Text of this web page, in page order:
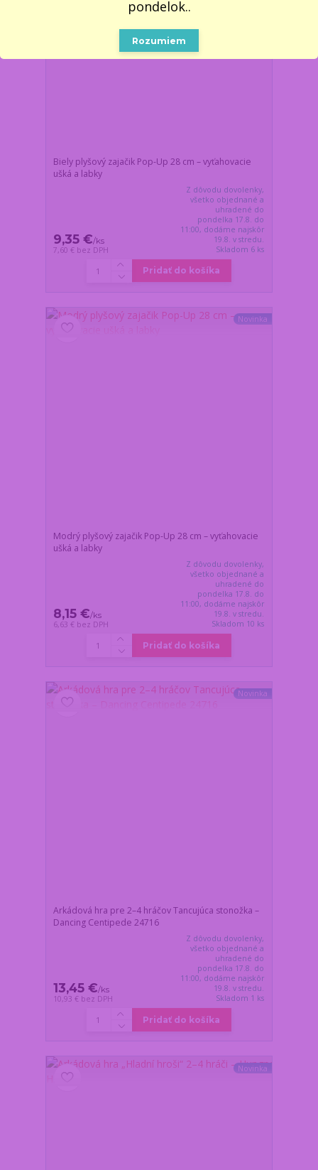
Biely plyšový zajačik Pop-Up 28 cm – vyťahovacie
ušká a labky
9,35 €/ks
7,60 € bez DPH
Z dôvodu dovolenky,
všetko objednané a
uhradené do
pondelka 17.8. do
11:00, dodáme najskôr
19.8. v stredu.
Skladom 6 ks
Pridať do košíka
Novinka
Modrý plyšový zajačik Pop-Up 28 cm – vyťahovacie
ušká a labky
8,15 €/ks
6,63 € bez DPH
Z dôvodu dovolenky,
všetko objednané a
uhradené do
pondelka 17.8. do
11:00, dodáme najskôr
19.8. v stredu.
Skladom 10 ks
Pridať do košíka
Novinka
Arkádová hra pre 2–4 hráčov Tancujúca stonožka –
Dancing Centipede 24716
13,45 €/ks
10,93 € bez DPH
Z dôvodu dovolenky,
všetko objednané a
uhradené do
pondelka 17.8. do
11:00, dodáme najskôr
19.8. v stredu.
Skladom 1 ks
Pridať do košíka
Novinka
pondelok..
Rozumiem